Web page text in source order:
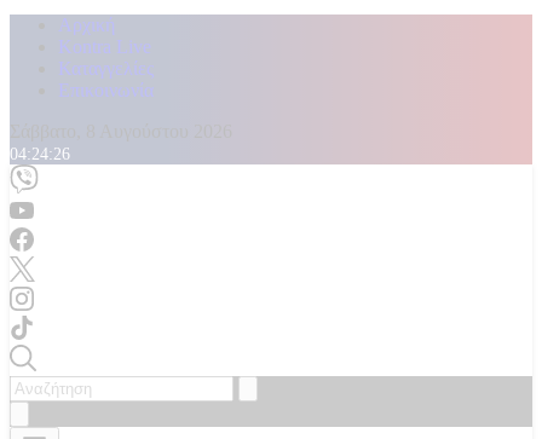
Αρχική
Kontra Live
Καταγγελίες
Επικοινωνία
04:24:27